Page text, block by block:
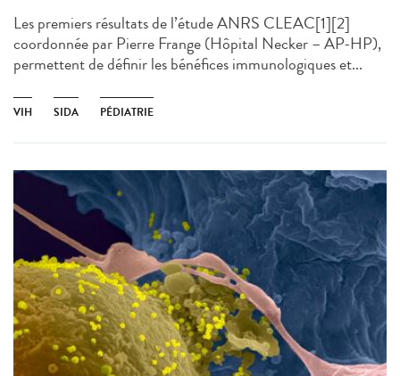
Les premiers résultats de l’étude ANRS CLEAC[1][2]
coordonnée par Pierre Frange (Hôpital Necker – AP-HP),
permettent de définir les bénéfices immunologiques et...
VIH SIDA PÉDIATRIE